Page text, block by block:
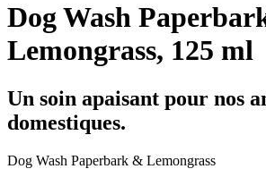
Dog Wash
Lemongrass, 125 ml
Un soin apaisant pour nos
domestiques.
Dog Wash Paperbark & Lemongrass